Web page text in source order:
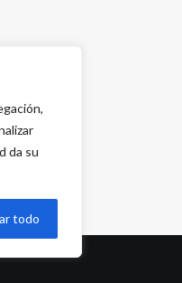
da su
todo